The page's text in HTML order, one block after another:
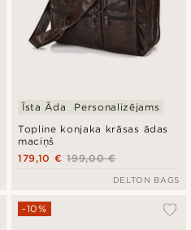
Topline konjaka krāsas ādas
maciņš
Īsta Āda Personalizējams
199,00 €
179,10 €
DELTON BAGS
-10%